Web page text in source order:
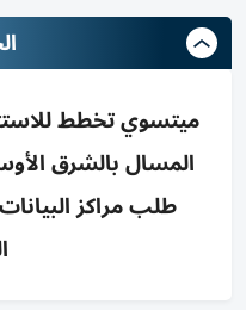
ميتسوي تخطط
المسال بالشرق
طلب مراكز